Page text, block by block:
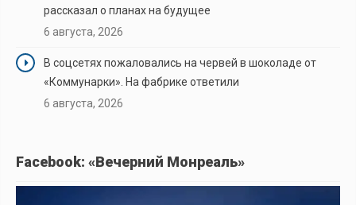
рассказал о планах на будущее
6 августа, 2026
В соцсетях пожаловались на червей в шоколаде от
«Коммунарки». На фабрике ответили
6 августа, 2026
Facebook: «Вечерний Монреаль»